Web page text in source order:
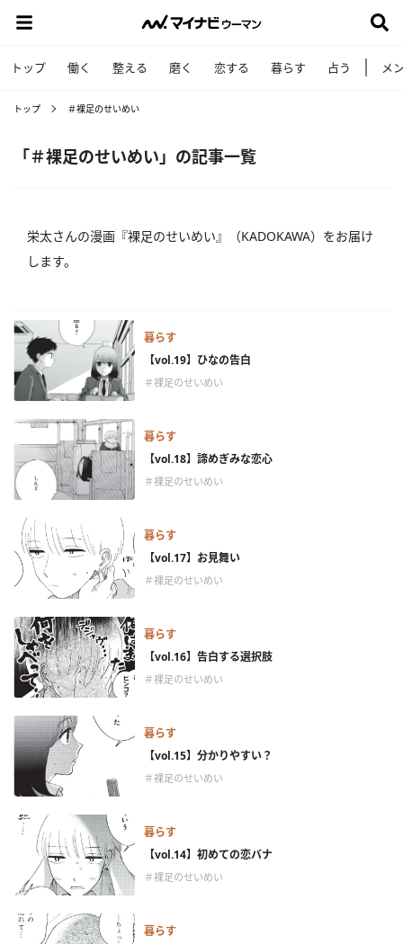
トップ 働く 整える 磨く 恋する 暮らす 占う メ
トップ ＃裸足のせいめい
「＃裸足のせいめい」の記事一覧
栄太さんの漫画『裸足のせいめい』（KADOKAWA）をお届け
します。
暮らす
【vol.19】ひなの告白
＃裸足のせいめい
暮らす
【vol.18】諦めぎみな恋心
＃裸足のせいめい
暮らす
【vol.17】お見舞い
＃裸足のせいめい
暮らす
【vol.16】告白する選択肢
＃裸足のせいめい
暮らす
【vol.15】分かりやすい？
＃裸足のせいめい
暮らす
【vol.14】初めての恋バナ
＃裸足のせいめい
暮らす